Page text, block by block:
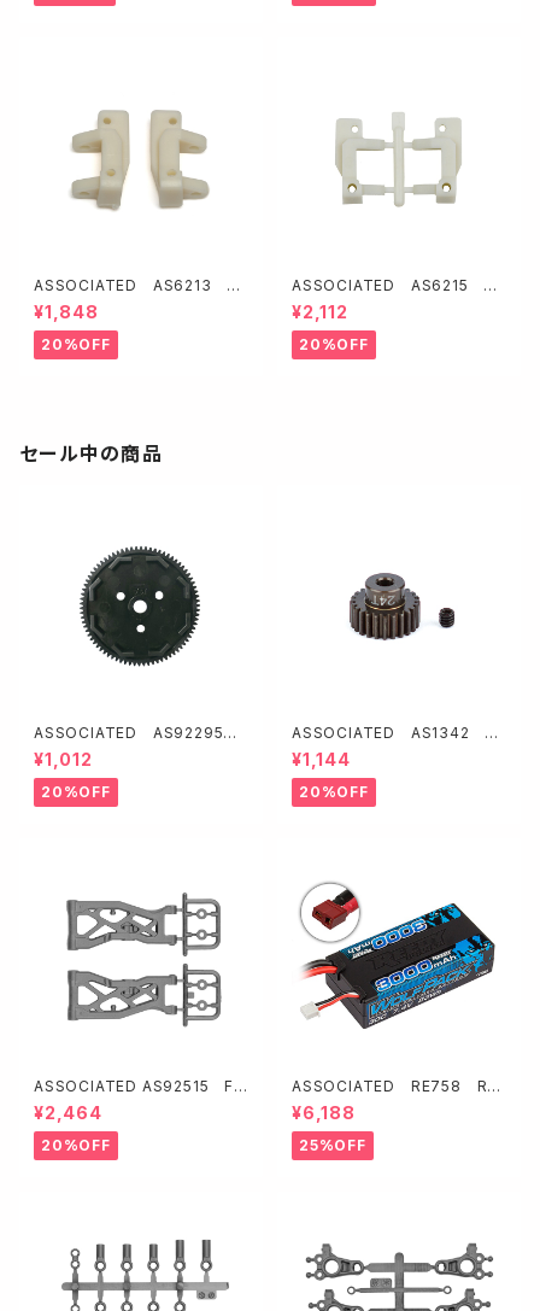
ASSOCIATED AS6213 フ
ロントキャスターブロック15度
【RC10】
¥1,848
20%OFF
ASSOCIATED AS6215 フ
ロントキャスターブロック25度
【RC10】
¥2,112
20%OFF
セール中の商品
ASSOCIATED AS92295
オクタロック スパーギヤ・48P
【78T】
¥1,012
20%OFF
ASSOCIATED AS1342 FT
アルミ製ピニオンギア【24T/48
P】
¥1,144
20%OFF
ASSOCIATED AS92515 FT
フロントサスペンションアーム・
カーボン【RC10B84】
¥2,464
20%OFF
ASSOCIATED RE758 REE
DY WOLFパックLiPo 3000m
Ah 30C 7.4V Shorty【T型コ
ネクター】
¥6,188
25%OFF